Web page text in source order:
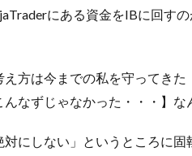
にある資金をIBに回す
方は今までの私を守ってき
なずじゃなかった・・・】な
にしない」というところに